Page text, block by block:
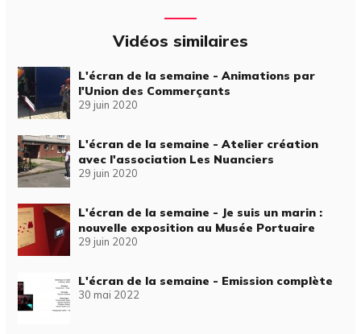
Vidéos similaires
L'écran de la semaine - Animations par
l'Union des Commerçants
29 juin 2020
L'écran de la semaine - Atelier création
avec l'association Les Nuanciers
29 juin 2020
L'écran de la semaine - Je suis un marin :
nouvelle exposition au Musée Portuaire
29 juin 2020
L'écran de la semaine - Emission complète
30 mai 2022